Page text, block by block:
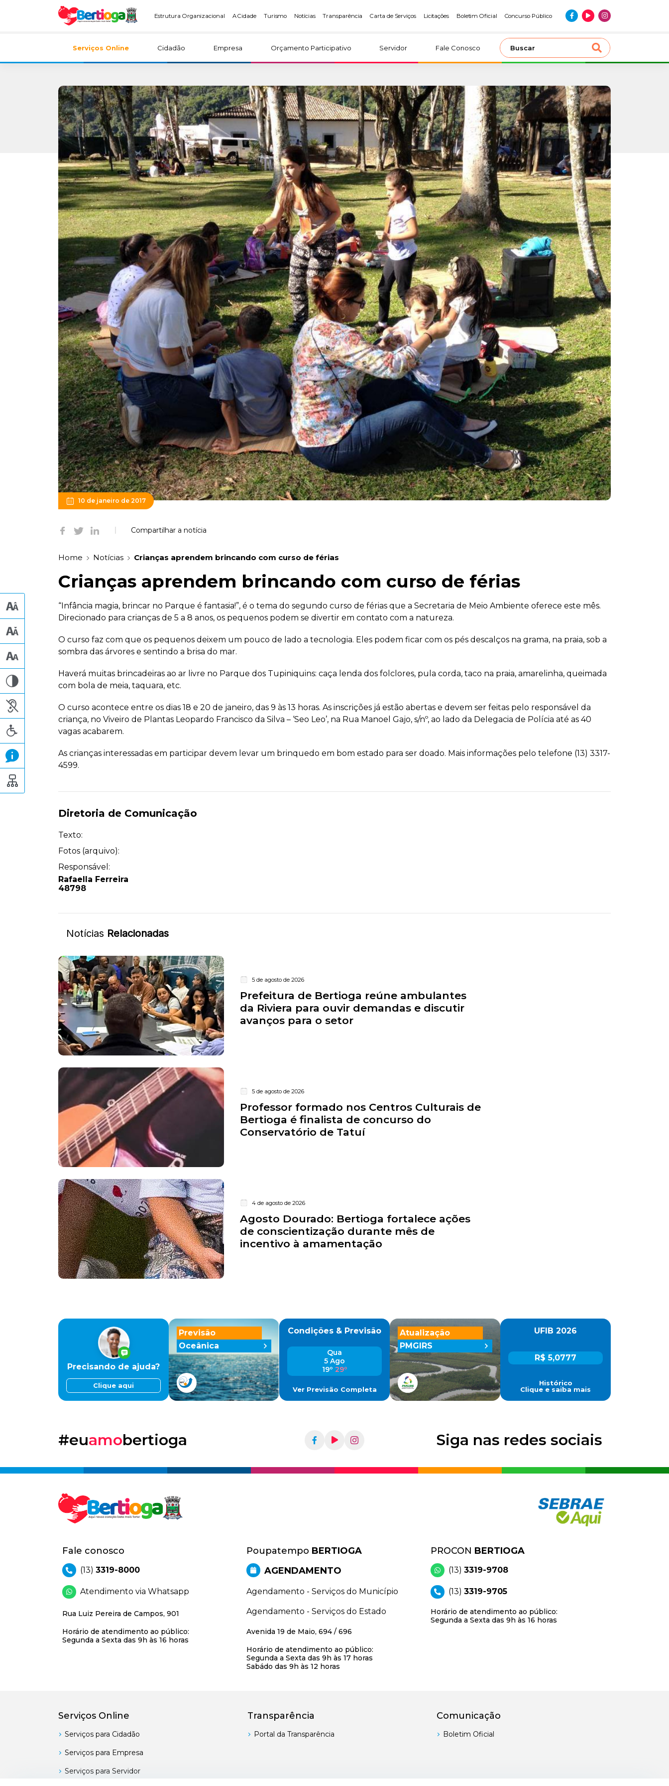
Estrutura Organizacional A Cidade Turismo Notícias Transparência Carta de Serviços Licitações Boletim Oficial Concurso Público
Serviços Online Cidadão Empresa Orçamento Participativo Servidor Fale Conosco
10 de janeiro de 2017
Compartilhar a notícia
Home Notícias Crianças aprendem brincando com curso de férias
Crianças aprendem brincando com curso de férias
“Infância magia, brincar no Parque é fantasia!”, é o tema do segundo curso de férias que a Secretaria de Meio Ambiente oferece este mês.
Direcionado para crianças de 5 a 8 anos, os pequenos podem se divertir em contato com a natureza.
O curso faz com que os pequenos deixem um pouco de lado a tecnologia. Eles podem ficar com os pés descalços na grama, na praia, sob a
sombra das árvores e sentindo a brisa do mar.
Haverá muitas brincadeiras ao ar livre no Parque dos Tupiniquins: caça lenda dos folclores, pula corda, taco na praia, amarelinha, queimada
com bola de meia, taquara, etc.
O curso acontece entre os dias 18 e 20 de janeiro, das 9 às 13 horas. As inscrições já estão abertas e devem ser feitas pelo responsável da
criança, no Viveiro de Plantas Leopardo Francisco da Silva – ‘Seo Leo’, na Rua Manoel Gajo, s/nº, ao lado da Delegacia de Polícia até as 40
vagas acabarem.
As crianças interessadas em participar devem levar um brinquedo em bom estado para ser doado. Mais informações pelo telefone (13) 3317-
4599.
Diretoria de Comunicação
Texto:
Fotos (arquivo):
Responsável:
Rafaella Ferreira
48798
Notícias Relacionadas
5 de agosto de 2026
Prefeitura de Bertioga reúne ambulantes
da Riviera para ouvir demandas e discutir
avanços para o setor
5 de agosto de 2026
Professor formado nos Centros Culturais de
Bertioga é finalista de concurso do
Conservatório de Tatuí
4 de agosto de 2026
Agosto Dourado: Bertioga fortalece ações
de conscientização durante mês de
incentivo à amamentação
Previsão
Oceânica
Precisando de ajuda?
Clique aqui
Condições & Previsão
Qua
5 Ago
19º 29º
Ver Previsão Completa
UFIB 2026
R$ 5,0777
Histórico
Clique e saiba mais
Atualização
PMGIRS
#euamobertioga Siga nas redes sociais
Fale conosco
(13) 3319-8000
Atendimento via Whatsapp
Rua Luiz Pereira de Campos, 901
Horário de atendimento ao público:
Segunda a Sexta das 9h às 16 horas
Poupatempo BERTIOGA
AGENDAMENTO
Agendamento - Serviços do Município
Agendamento - Serviços do Estado
Avenida 19 de Maio, 694 / 696
Horário de atendimento ao público:
Segunda a Sexta das 9h às 17 horas
Sabádo das 9h às 12 horas
PROCON BERTIOGA
(13) 3319-9708
(13) 3319-9705
Horário de atendimento ao público:
Segunda a Sexta das 9h às 16 horas
Serviços Online
Serviços para Cidadão
Serviços para Empresa
Serviços para Servidor
Transparência
Portal da Transparência
Comunicação
Boletim Oficial